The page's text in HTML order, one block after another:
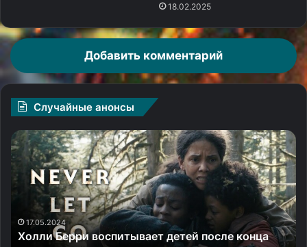
18.02.2025
Добавить комментарий
Случайные анонсы
Матёрый
Джерард
Батлер
продолжает
«Охоту
воров»
20.11.2024
KГ
P,
9